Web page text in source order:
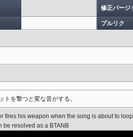
修正バージ
プルリク
を撃つと変な音がする。
fires his weapon when the song is about to
be resolved as a BTANB